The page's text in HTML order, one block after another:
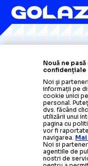
Citește mai mult
Citește mai mult
Citește mai mult
Citește mai mult
Citește mai mult
EUROPA LEAGUE
EUROPA LEAGUE,
Lucescu,calificați
actualizat
CAMPIONATE
RĂZVAN LUCESCU,
CAMPIONATE
STRANIERI
Nouă ne
confidențiale
Noi și
informații pe
cookie unici
personal.
dvs. făcând
utilizării unui
pagina cu
vor fi
navigarea.
Noi si
agentiile de
nostri de